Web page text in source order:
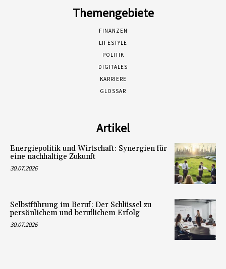
Themengebiete
FINANZEN
LIFESTYLE
POLITIK
DIGITALES
KARRIERE
GLOSSAR
Artikel
Energiepolitik und Wirtschaft: Synergien für
eine nachhaltige Zukunft
30.07.2026
Selbstführung im Beruf: Der Schlüssel zu
persönlichem und beruflichem Erfolg
30.07.2026